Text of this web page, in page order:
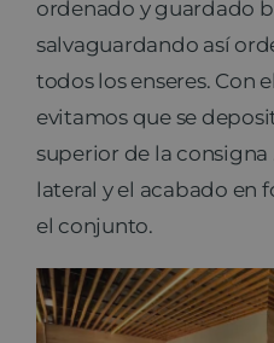
ordenado y guardado
salvaguardando así
todos los enseres. Con
evitamos que se
superior de la consigna
lateral y el acabado en
el conjunto.